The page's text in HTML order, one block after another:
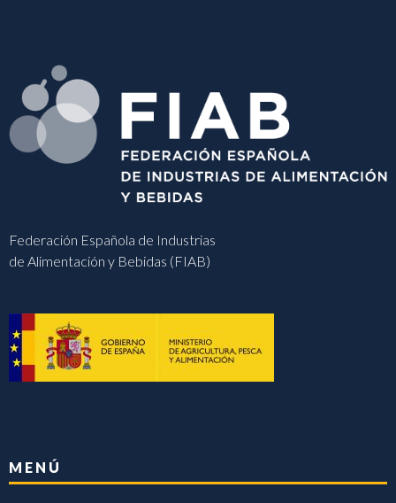
Federación Española de Industrias
de Alimentación y Bebidas (FIAB)
MENÚ